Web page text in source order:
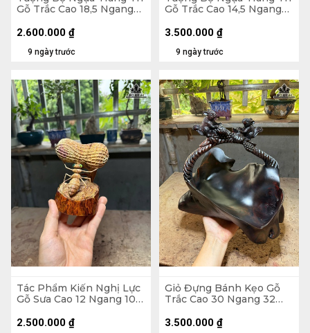
Gỗ Trắc Cao 18,5 Ngang
9 ngày trước
2.600.000 ₫
Gỗ Trắc Cao 14,5 Ngang
9 ngày trước
3.500.000 ₫
Tác Phẩm Kiến Nghị Lực
Gỗ Sưa Cao 12 Ngang 10
2.500.000 ₫
Giỏ Đựng Bánh Kẹo Gỗ
Trắc Cao 30 Ngang 32
3.500.000 ₫